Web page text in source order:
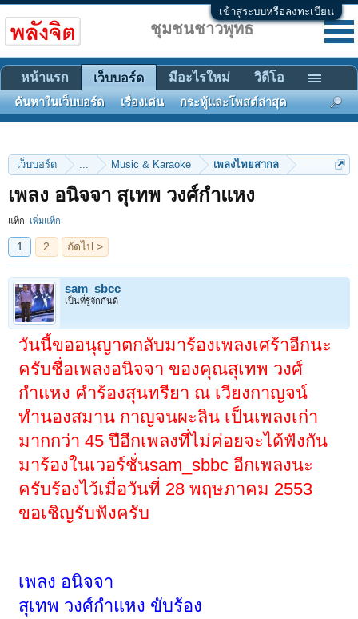
เข้าสู่ระบบหรือลงทะเบียน
เว็บบอร์ด ... Music & Karaoke เพลงไทยสากล
เพลง อนิจจา สุเทพ วงศ์กำแหง
แท็ก: เพิ่มแท็ก
1 2 ถัดไป >
sam_sbcc
เป็นที่รู้จักกันดี
วันนี้ขออนุญาตกลับมาร้องเพลงเศร้าอีกนะ
ครับชื่อเพลงอนิจจา ของคุณสุเทพ วงศ์
กำแหง คำร้องสุนทรียา ณ เวียงกาญจน์
ทำนองสมาน กาญจนผะลิน เป็นเพลงเก่า
มากกว่า 45 ปีอีกเพลงที่ไม่ค่อยจะได้ฟังกัน
มาร้องในเวอร์ชั่นsam_sbbc อีกเพลงนะ
ครับร้องไว้เมื่อวันที่ 28 พฤษภาคม 2553
ขอเชิญรับฟังครับ
เพลง อนิจจา
สุเทพ วงศ์กำแหง ขับร้อง
ชุมชนชาวพุทธ
หน้าแรก เว็บบอร์ด
ค้นหาในเว็บบอร์ด เรื่องเด่น กระทู้และโพสต์ล่าสุด
มีอะไรใหม่ วิดีโอ